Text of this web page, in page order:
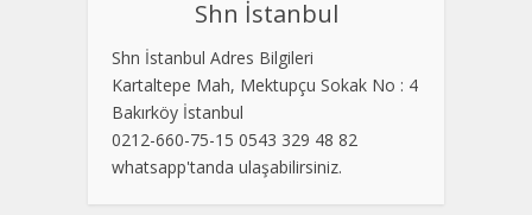
Shn İstanbul
Shn İstanbul Adres Bilgileri
Kartaltepe Mah, Mektupçu Sokak No : 4
Bakırköy İstanbul
0212-660-75-15 0543 329 48 82
whatsapp'tanda ulaşabilirsiniz.